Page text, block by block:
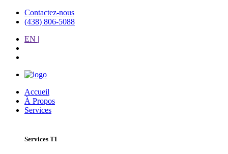
Contactez-nous
(438) 806-5088
EN |
Accueil
À Propos
Services
Services TI